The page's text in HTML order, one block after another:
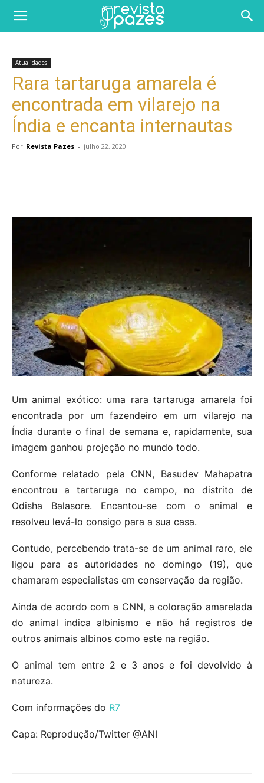
Atualidades
Rara tartaruga amarela é
encontrada em vilarejo na
Índia e encanta internautas
Por Revista Pazes - julho 22, 2020
Um animal exótico: uma rara tartaruga amarela foi
encontrada por um fazendeiro em um vilarejo na
Índia durante o final de semana e, rapidamente, sua
imagem ganhou projeção no mundo todo.
Conforme relatado pela CNN, Basudev Mahapatra
encontrou a tartaruga no campo, no distrito de
Odisha Balasore. Encantou-se com o animal e
resolveu levá-lo consigo para a sua casa.
Contudo, percebendo trata-se de um animal raro, ele
ligou para as autoridades no domingo (19), que
chamaram especialistas em conservação da região.
Ainda de acordo com a CNN, a coloração amarelada
do animal indica albinismo e não há registros de
outros animais albinos como este na região.
O animal tem entre 2 e 3 anos e foi devolvido à
natureza.
Com informações do R7
Capa: Reprodução/Twitter @ANI